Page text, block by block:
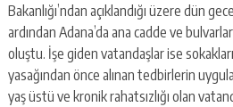
Bakanlığı’ndan açıklandığı üzere dün
ardından Adana’da ana cadde ve
oluştu. İşe giden vatandaşlar ise
yasağından önce alınan tedbirlerin
yaş üstü ve kronik rahatsızlığı olan